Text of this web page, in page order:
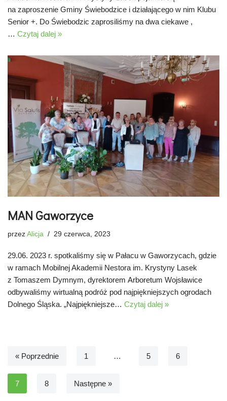
na zaproszenie Gminy Świebodzice i działającego w nim Klubu
Senior +. Do Świebodzic zaprosiliśmy na dwa ciekawe ,
… Czytaj dalej »
MAN Gaworzyce
przez Alicja 29 czerwca, 2023
29.06. 2023 r. spotkaliśmy się w Pałacu w Gaworzycach, gdzie
w ramach Mobilnej Akademii Nestora im. Krystyny Lasek
z Tomaszem Dymnym, dyrektorem Arboretum Wojsławice
odbywaliśmy wirtualną podróż pod najpiękniejszych ogrodach
Dolnego Śląska. „Najpiękniejsze… Czytaj dalej »
« Poprzednie 1 … 5 6
7 8 Następne »